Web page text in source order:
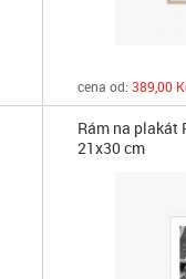
cena od: 389,00
Rám na plakát
21x30 cm